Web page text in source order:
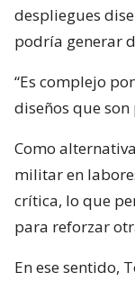
despliegues
podría generar
“Es complejo
diseños que son
Como
militar en
crítica, lo que
para reforzar
En ese sentido,